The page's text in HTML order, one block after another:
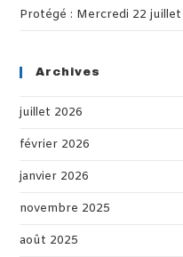
Protégé : Mercredi 22
Archives
juillet 2026
février 2026
janvier 2026
novembre 2025
août 2025